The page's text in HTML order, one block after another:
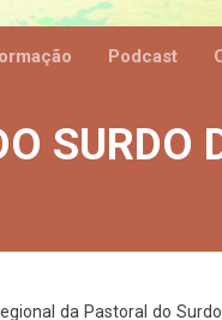
Podcast
SURDO
da Pastoral do